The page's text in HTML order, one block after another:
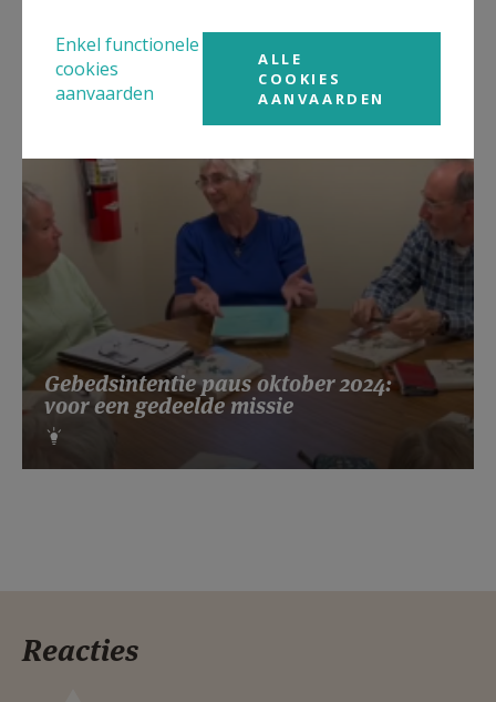
kruiswoorden
Gebedsintentie paus oktober 2024:
voor een gedeelde missie
Reacties
Enkel functionele
cookies
aanvaarden
ALLE
COOKIES
AANVAARDEN